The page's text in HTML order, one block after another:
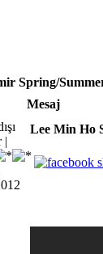
Spring/
Mesaj
|
Lee Min Ho